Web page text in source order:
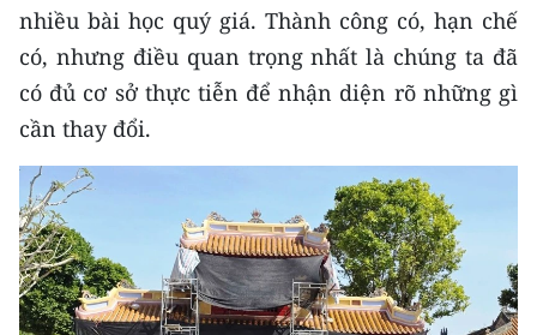
nhiều bài học quý giá. Thành công có, hạn chế
có, nhưng điều quan trọng nhất là chúng ta đã
có đủ cơ sở thực tiễn để nhận diện rõ những gì
cần thay đổi.